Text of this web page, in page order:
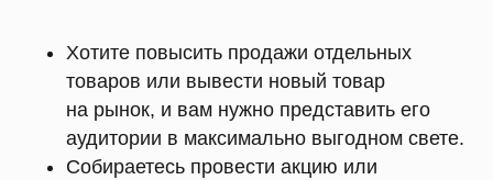
Хотите повысить продажи отдельных
товаров или вывести новый товар
на рынок, и вам нужно представить его
аудитории в максимально выгодном свете.
Собираетесь провести акцию или